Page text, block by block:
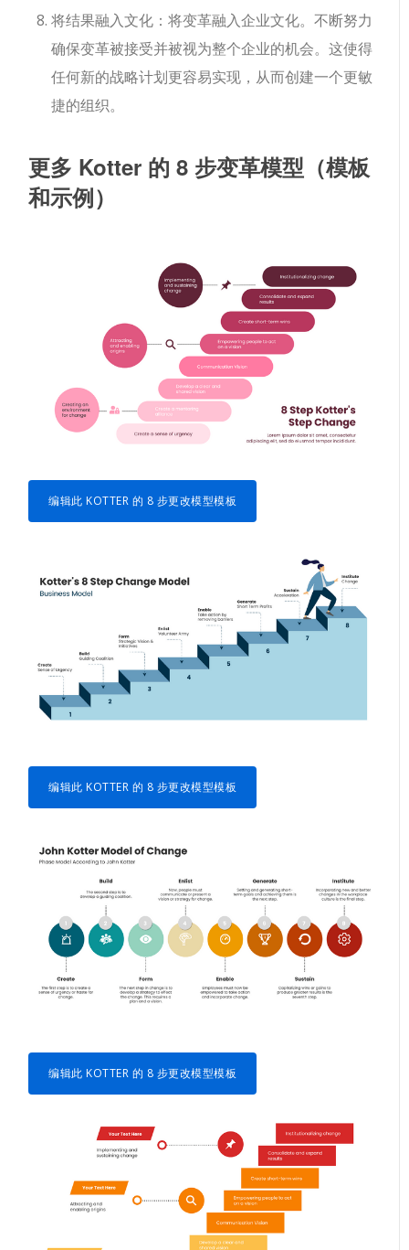
将结果融入文化：将变革融入企业文化。不断努力
确保变革被接受并被视为整个企业的机会。这使得
任何新的战略计划更容易实现，从而创建一个更敏
捷的组织。
更多 Kotter 的 8 步变革模型（模板
和示例）
编辑此 KOTTER 的 8 步更改模型模板
编辑此 KOTTER 的 8 步更改模型模板
编辑此 KOTTER 的 8 步更改模型模板